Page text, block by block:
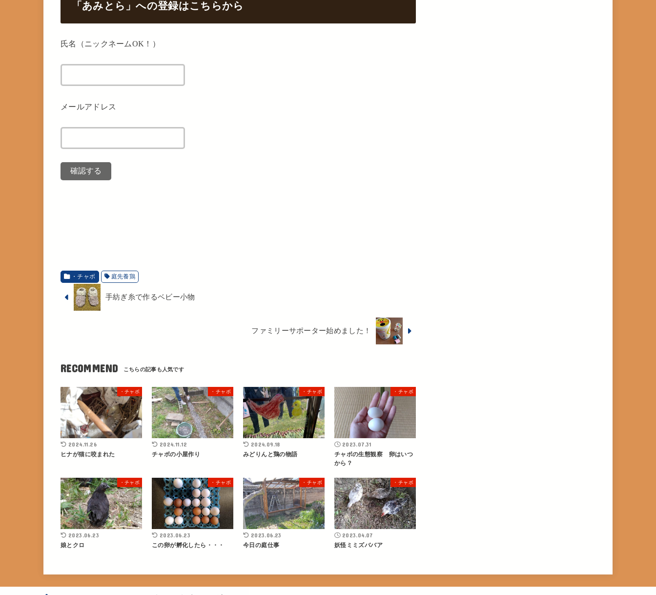
「あみとら」への登録はこちらから
氏名（ニックネームOK！）
メールアドレス
・チャボ 庭先養鶏
手紡ぎ糸で作るベビー小物
ファミリーサポーター始めました！
RECOMMEND
・チャボ
2024.11.26
ヒナが猫に咬まれた
・チャボ
2024.11.12
チャボの小屋作り
・チャボ
2024.09.18
みどりんと鶏の物語
・チャボ
2023.07.31
チャボの生態観察 卵はいつ
から？
・チャボ
2023.06.23
娘とクロ
・チャボ
2023.06.23
この卵が孵化したら・・・
・チャボ
2023.06.23
今日の庭仕事
・チャボ
2023.04.07
妖怪ミミズババア